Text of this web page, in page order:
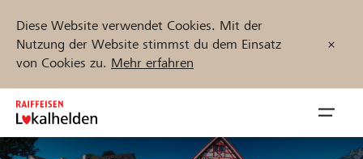
Diese Website verwendet Cookies. Mit der
Nutzung der Website stimmst du dem Einsatz
von Cookies zu. Mehr erfahren
Zum
Inhalt
springen
öffnen